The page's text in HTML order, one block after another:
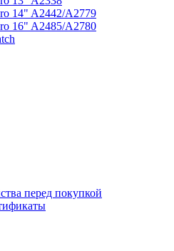
14" A2442/A2779
16" A2485/A2780
перед покупкой